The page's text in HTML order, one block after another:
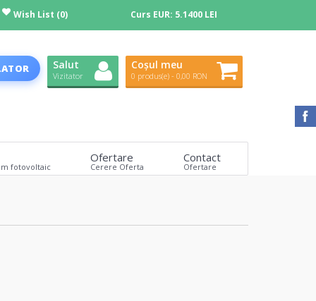
Wish List (0) Curs EUR: 5.1400 LEI
Salut
Vizitator
Coșul meu
0 produs(e) - 0,00 RON
fotovoltaic
Ofertare
Cerere Oferta
Contact
Ofertare